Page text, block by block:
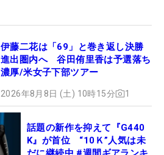
伊藤二花は「69」と巻き返し決勝
進出圏内へ 谷田侑里香は予選落ち
濃厚/米女子下部ツアー
2026年8月8日 (土) 10時15分 1
話題の新作を抑えて『G440
K』が首位 “10Ｋ”人気は未